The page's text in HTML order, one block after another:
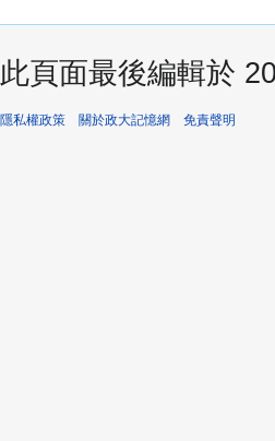
此頁面最後編輯於
隱私權政策 關於政大記憶網 免責聲明